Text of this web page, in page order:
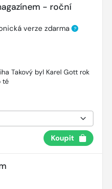
- roční
verze zdarma ?
Takový byl Karel Gott rok
té
Koupit